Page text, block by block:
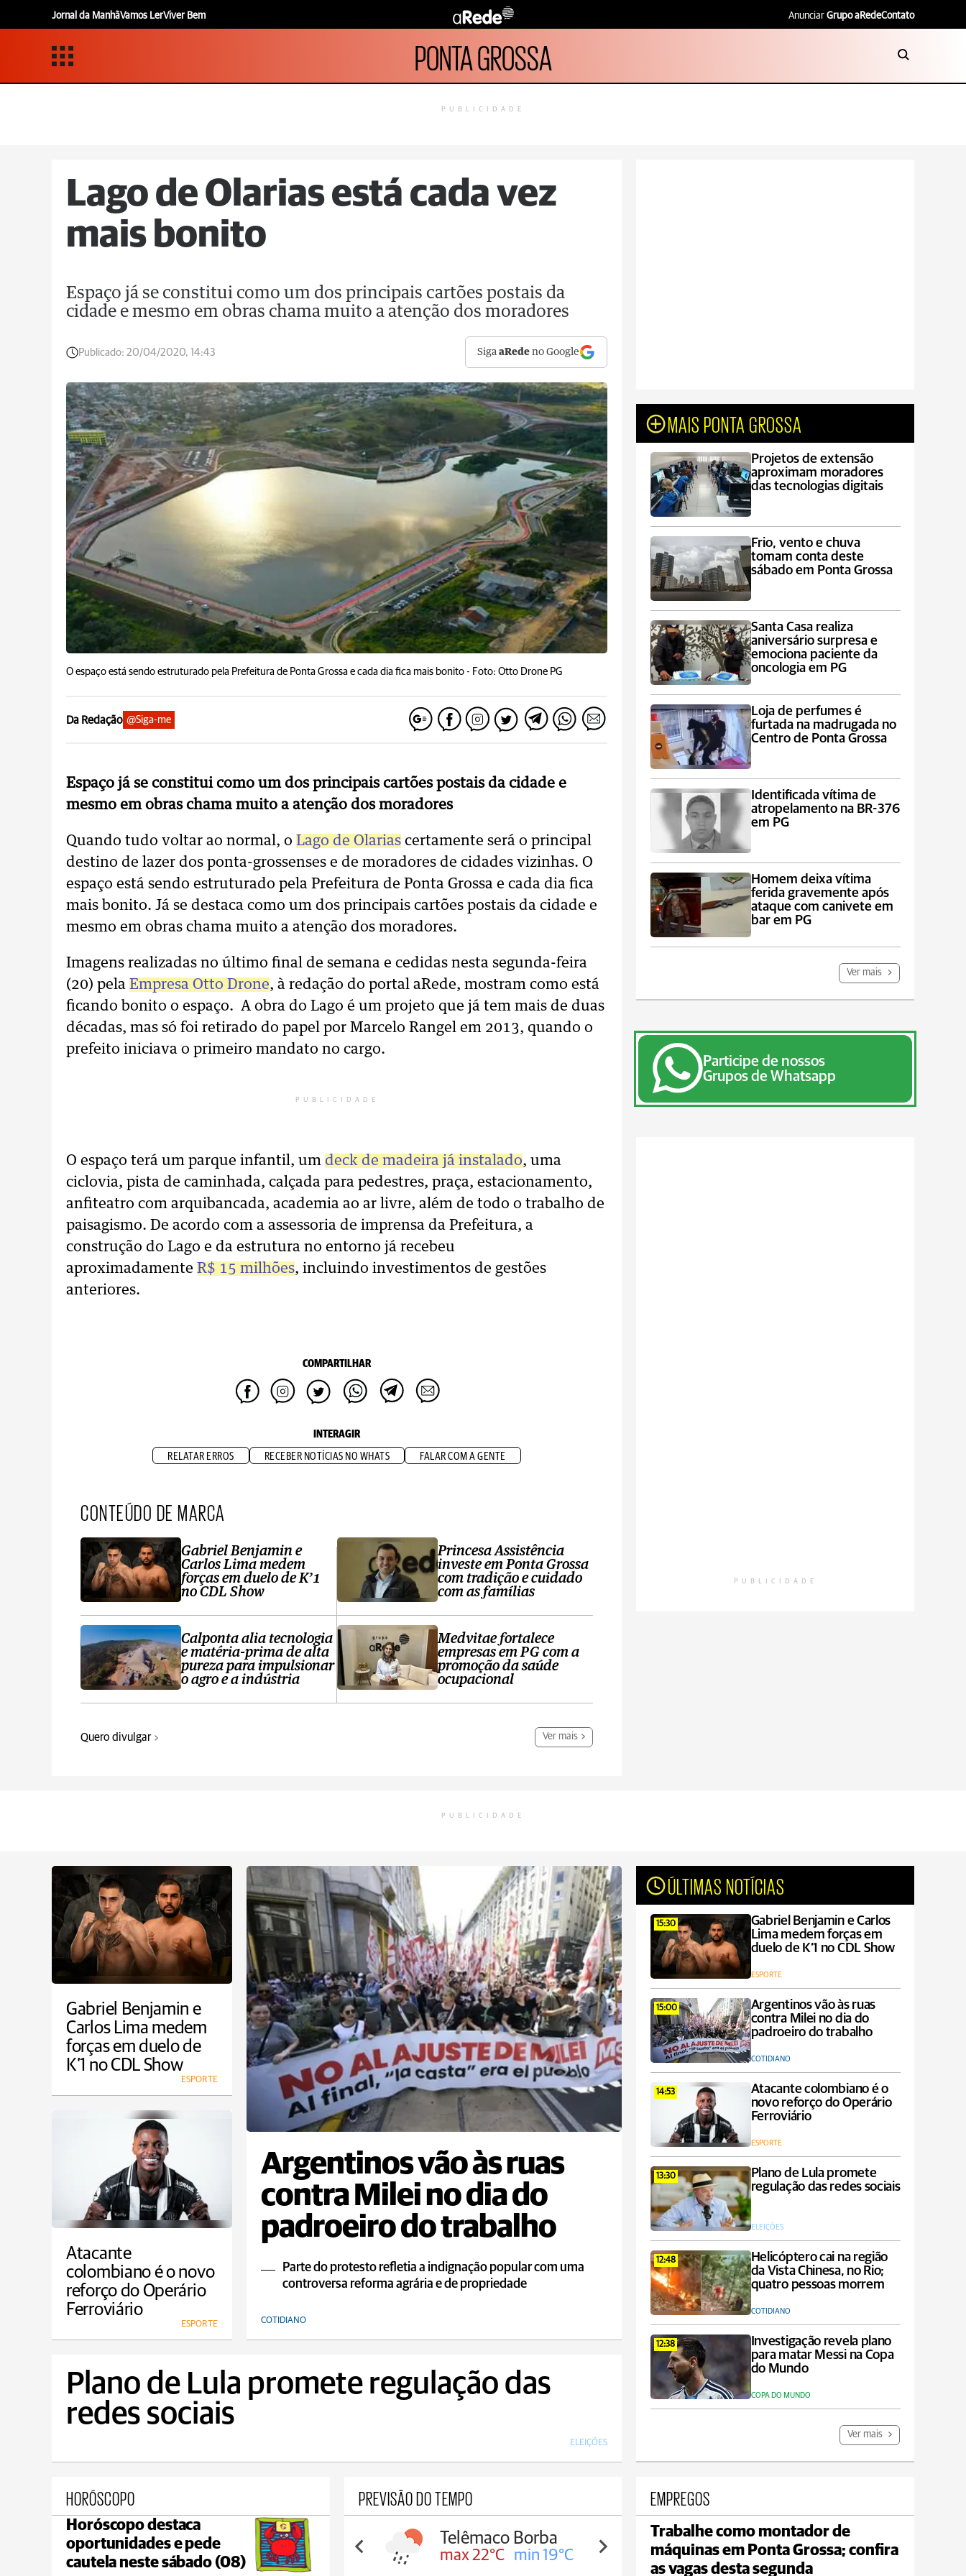
Jornal da ManhãVamos LerViver Bem Anunciar Grupo aRedeContato
PONTA GROSSA
PUBLICIDADE
Lago de Olarias está cada vez
mais bonito
Espaço já se constitui como um dos principais cartões postais da
cidade e mesmo em obras chama muito a atenção dos moradores
Publicado: 20/04/2020, 14:43 SigaaRede no Google
O espaço está sendo estruturado pela Prefeitura de Ponta Grossa e cada dia fica mais bonito - Foto: Otto Drone PG
Da Redação @Siga-me
Espaço já se constitui como um dos principais cartões postais da cidade e
mesmo em obras chama muito a atenção dos moradores
Quando tudo voltar ao normal, o Lago de Olarias certamente será o principal
destino de lazer dos ponta-grossenses e de moradores de cidades vizinhas. O
espaço está sendo estruturado pela Prefeitura de Ponta Grossa e cada dia fica
mais bonito. Já se destaca como um dos principais cartões postais da cidade e
mesmo em obras chama muito a atenção dos moradores.
Imagens realizadas no último final de semana e cedidas nesta segunda-feira
(20) pela Empresa Otto Drone, à redação do portal aRede, mostram como está
ficando bonito o espaço. A obra do Lago é um projeto que já tem mais de duas
décadas, mas só foi retirado do papel por Marcelo Rangel em 2013, quando o
prefeito iniciava o primeiro mandato no cargo.
PUBLICIDADE
O espaço terá um parque infantil, um deck de madeira já instalado, uma
ciclovia, pista de caminhada, calçada para pedestres, praça, estacionamento,
anfiteatro com arquibancada, academia ao ar livre, além de todo o trabalho de
paisagismo. De acordo com a assessoria de imprensa da Prefeitura, a
construção do Lago e da estrutura no entorno já recebeu
aproximadamente R$ 15 milhões, incluindo investimentos de gestões
anteriores.
COMPARTILHAR
INTERAGIR
RELATAR ERROS RECEBER NOTÍCIAS NO WHATS FALAR COM A GENTE
CONTEÚDO DE MARCA
Gabriel Benjamin e
Carlos Lima medem
forças em duelo de K’1
no CDL Show
Calponta alia tecnologia
e matéria-prima de alta
pureza para impulsionar
o agro e a indústria
Princesa Assistência
investe em Ponta Grossa
com tradição e cuidado
com as famílias
Medvitae fortalece
empresas em PG com a
promoção da saúde
ocupacional
Quero divulgar Ver mais
MAIS PONTA GROSSA
Projetos de extensão
aproximam moradores
das tecnologias digitais
Frio, vento e chuva
tomam conta deste
sábado em Ponta Grossa
Santa Casa realiza
aniversário surpresa e
emociona paciente da
oncologia em PG
Loja de perfumes é
furtada na madrugada no
Centro de Ponta Grossa
Identificada vítima de
atropelamento na BR-376
em PG
Homem deixa vítima
ferida gravemente após
ataque com canivete em
bar em PG
Ver mais
Participe de nossos
Grupos de Whatsapp
PUBLICIDADE
PUBLICIDADE
Gabriel Benjamin e
Carlos Lima medem
forças em duelo de
K’1 no CDL Show
ESPORTE
Argentinos vão às ruas
contra Milei no dia do
padroeiro do trabalho
Parte do protesto refletia a indignação popular com uma
controversa reforma agrária e de propriedade
COTIDIANO
ÚLTIMAS NOTÍCIAS
15:30
Gabriel Benjamin e Carlos
Lima medem forças em
duelo de K’1 no CDL Show
ESPORTE
15:00
Argentinos vão às ruas
contra Milei no dia do
padroeiro do trabalho
COTIDIANO
14:53
Atacante colombiano é o
novo reforço do Operário
Ferroviário
ESPORTE
13:30
Plano de Lula promete
regulação das redes sociais
ELEIÇÕES
12:48
Helicóptero cai na região
da Vista Chinesa, no Rio;
quatro pessoas morrem
COTIDIANO
12:38
Investigação revela plano
para matar Messi na Copa
do Mundo
COPA DO MUNDO
Ver mais
Atacante
colombiano é o novo
reforço do Operário
Ferroviário
ESPORTE
Plano de Lula promete regulação das
redes sociais
ELEIÇÕES
HORÓSCOPO
Horóscopo destaca
oportunidades e pede
cautela neste sábado (08)
PREVISÃO DO TEMPO
Tibagi
max 22°C min 19°C
Telêmaco Borba
max 22°C min 19°C
Reserva
max 21°C min 18°C
EMPREGOS
Trabalhe como montador de
máquinas em Ponta Grossa; confira
as vagas desta segunda